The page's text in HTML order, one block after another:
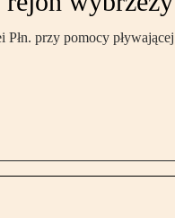
przy pomocy